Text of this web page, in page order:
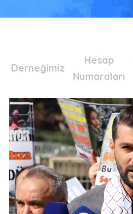
Derneğimiz
Hesap
Numaraları